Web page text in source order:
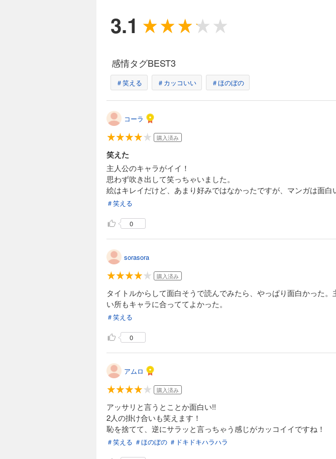
3.1
感情タグBEST3
＃笑える ＃カッコいい ＃ほのぼの
コーラ
購入済み
笑えた
主人公のキャラがイイ！
思わず吹き出して笑っちゃいました。
絵はキレイだけど、あまり好みではなかったですが、マンガは面白
＃笑える
0
sorasora
購入済み
タイトルからして面白そうで読んでみたら、やっぱり面白かった
い所もキャラに合っててよかった。
＃笑える
0
アムロ
購入済み
アッサリと言うとことか面白い!!
2人の掛け合いも笑えます！
恥を捨てて、逆にサラッと言っちゃう感じがカッコイイですね！
＃笑える ＃ほのぼの ＃ドキドキハラハラ